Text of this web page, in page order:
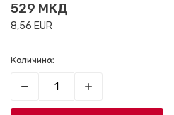
529 МКД
8,56 EUR
Количина: